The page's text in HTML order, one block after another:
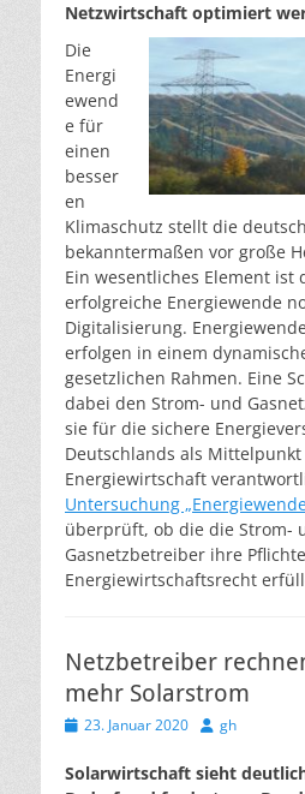
Netzwirtschaft optimiert
Die
Energi
ewend
e für
einen
besser
en
Klimaschutz stellt die
bekanntermaßen vor große
Ein wesentliches Element ist
erfolgreiche Energiewende
Digitalisierung.
erfolgen in einem
gesetzlichen Rahmen. Eine
dabei den Strom- und
sie für die sichere
Deutschlands als
Energiewirtschaft
Untersuchung
überprüft, ob die die Strom-
Gasnetzbetreiber ihre
Energiewirtschaftsrecht
Netzbetreiber
mehr Solarstrom
Veröffentlicht
23. Januar 2020 Autor
gh
Solarwirtschaft sieht